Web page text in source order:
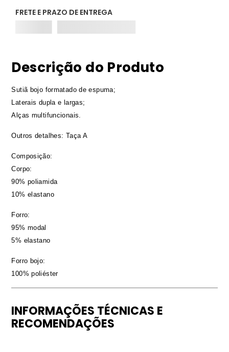
FRETE E PRAZO DE ENTREGA
Descrição do Produto
Sutiã bojo formatado de espuma;
Laterais dupla e largas;
Alças multifuncionais.
Outros detalhes: Taça A
Composição:
Corpo:
90% poliamida
10% elastano
Forro:
95% modal
5% elastano
Forro bojo:
100% poliéster
INFORMAÇÕES TÉCNICAS E
RECOMENDAÇÕES